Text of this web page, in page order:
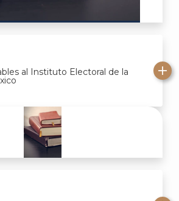
al Instituto Electoral de la